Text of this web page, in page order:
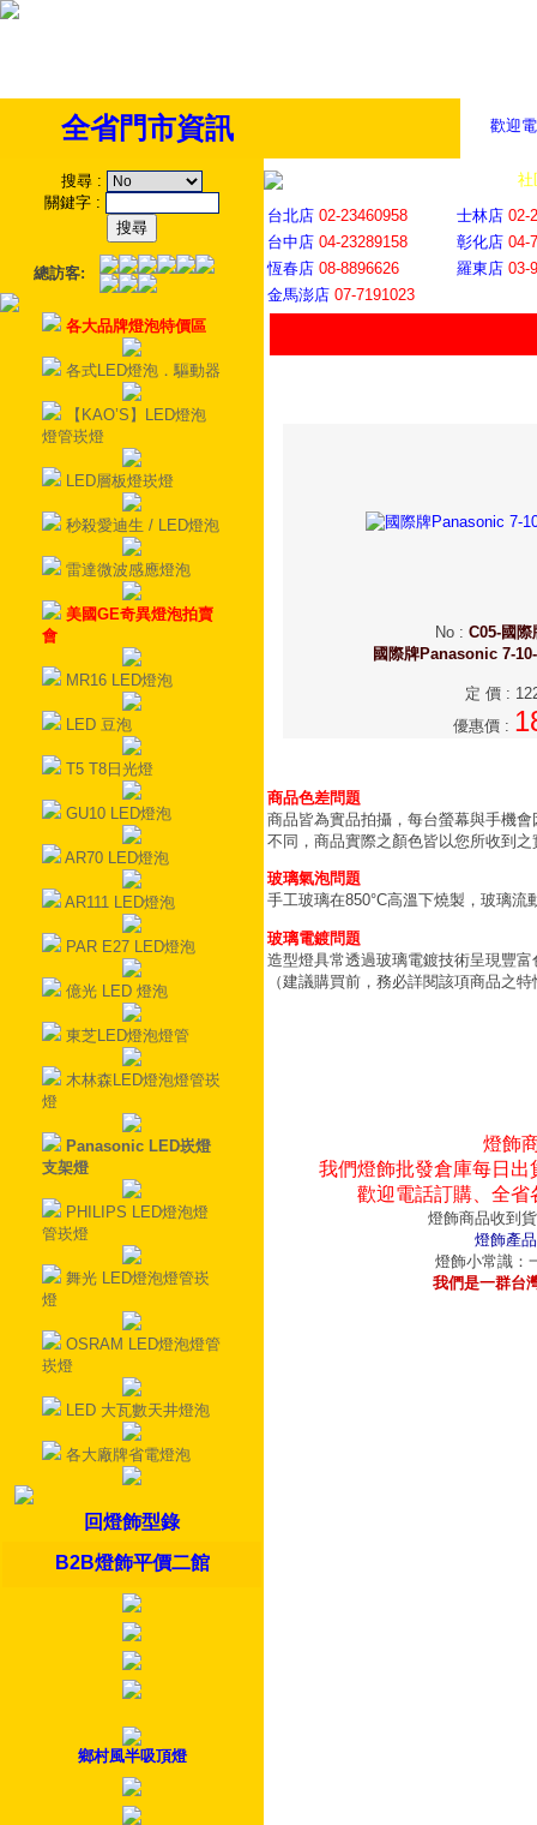
歡迎
全省門市資訊
搜尋 :
關鍵字 :
總訪客:
各大品牌燈泡特價區
各式LED燈泡．驅動器
【KAO’S】LED燈泡
燈管崁燈
LED層板燈崁燈
秒殺愛迪生 / LED燈泡
雷達微波感應燈泡
美國GE奇異燈泡拍賣
會
MR16 LED燈泡
LED 豆泡
T5 T8日光燈
GU10 LED燈泡
AR70 LED燈泡
AR111 LED燈泡
PAR E27 LED燈泡
億光 LED 燈泡
東芝LED燈泡燈管
木林森LED燈泡燈管崁
燈
Panasonic LED崁燈
支架燈
PHILIPS LED燈泡燈
管崁燈
舞光 LED燈泡燈管崁
燈
OSRAM LED燈泡燈管
崁燈
LED 大瓦數天井燈泡
各大廠牌省電燈泡
回燈飾型錄
B2B燈飾平價二館
鄉村風半吸頂燈
社
台北店 02-23460958 士林店 02-
台中店 04-23289158 彰化店 04-
恆春店 08-8896626 羅東店 03-
金馬澎店 07-7191023
No : C05-國際
國際牌Panasonic 7-
定 價 :
優惠價 :
商品色差問題
商品皆為實品拍攝，每台螢幕與手機
不同，商品實際之顏色皆以您所收到之
玻璃氣泡問題
手工玻璃在850°C高溫下燒製，玻璃
玻璃電鍍問題
造型燈具常透過玻璃電鍍技術呈現豐
（建議購買前，務必詳閱該項商品之
燈飾
我們燈飾批發倉庫每日
歡迎電話訂購、全
燈飾商品收到
燈飾產
燈飾小常識：
我們是一群台